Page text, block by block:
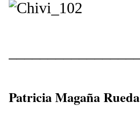
Patricia Magaña Rueda